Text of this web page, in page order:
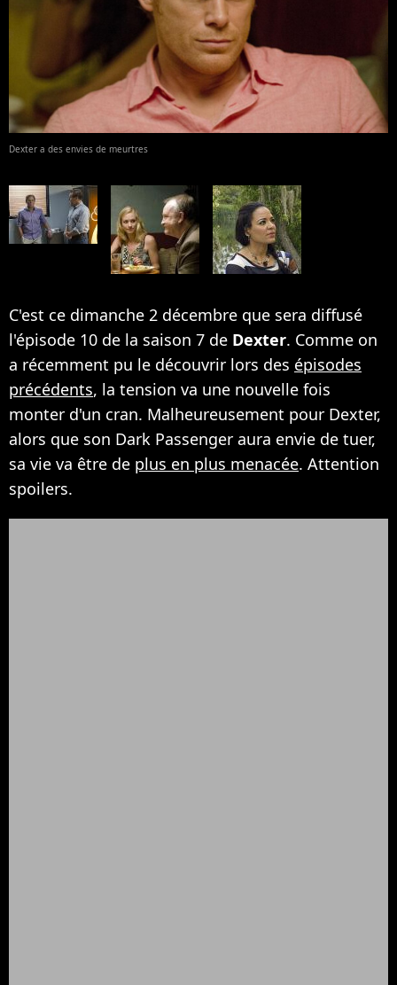
Dexter a des envies de meurtres
C'est ce dimanche 2 décembre que sera diffusé
l'épisode 10 de la saison 7 de Dexter. Comme on
a récemment pu le découvrir lors des épisodes
précédents, la tension va une nouvelle fois
monter d'un cran. Malheureusement pour Dexter,
alors que son Dark Passenger aura envie de tuer,
sa vie va être de plus en plus menacée. Attention
spoilers.